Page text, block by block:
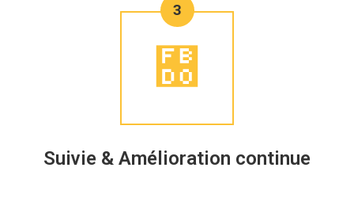
3
Suivie & Amélioration continue